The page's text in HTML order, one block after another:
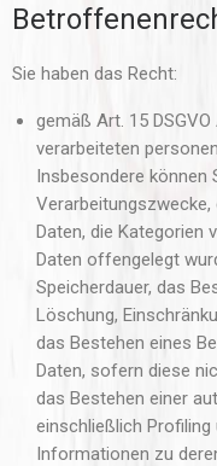
Sie haben das Recht:
gemäß Art. 15
verarbeiteten
Insbesondere können
Daten, die Kategorien
Daten offengelegt
Speicherdauer, das
Löschung,
das Bestehen eines
Daten, sofern diese
das Bestehen einer
einschließlich
Informationen zu